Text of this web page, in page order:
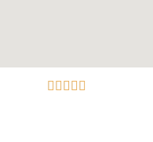
    